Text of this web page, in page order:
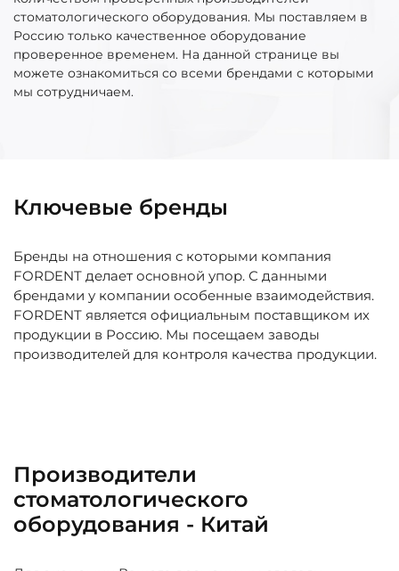
стоматологического оборудования. Мы поставляем в
Россию только качественное оборудование
проверенное временем. На данной странице вы
можете ознакомиться со всеми брендами с которыми
мы сотрудничаем.
Ключевые бренды
Бренды на отношения с которыми компания
FORDENT делает основной упор. С данными
брендами у компании особенные взаимодействия.
FORDENT является официальным поставщиком их
продукции в Россию. Мы посещаем заводы
производителей для контроля качества продукции.
Производители
стоматологического
оборудования - Китай